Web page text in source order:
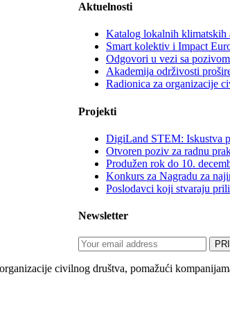
Aktuelnosti
Katalog lokalnih klimatskih
Smart kolektiv i Impact
Odgovori u vezi sa
Akademija održivosti
Radionica za organizacije
Projekti
DigiLand STEM: Iskustva
Otvoren poziv za radnu
Produžen rok do 10.
Konkurs za Nagradu za
Poslodavci koji stvaraju
Newsletter
civilnog društva, pomažući